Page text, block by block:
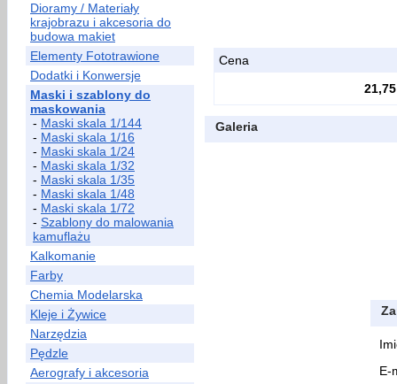
Dioramy / Materiały
krajobrazu i akcesoria do
budowa makiet
Elementy Fototrawione
Dodatki i Konwersje
Maski i szablony do
maskowania
- Maski skala 1/144
- Maski skala 1/16
- Maski skala 1/24
- Maski skala 1/32
- Maski skala 1/35
- Maski skala 1/48
- Maski skala 1/72
- Szablony do malowania
kamuflażu
Kalkomanie
Farby
Chemia Modelarska
Kleje i Żywice
Narzędzia
Pędzle
Aerografy i akcesoria
Cena
21,75
Galeria
E-